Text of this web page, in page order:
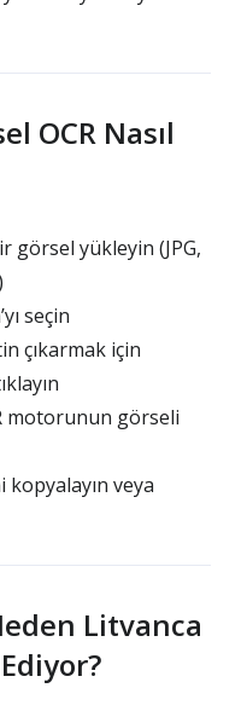
OCR Nasıl
görsel yükleyin (JPG,
seçin
çıkarmak için
motorunun görseli
kopyalayın veya
Litvanca